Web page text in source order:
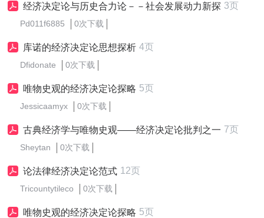
经济决定论与历史合力论－－社会发展动力新探 3页
Pd011f6885 0次下载
库诺的经济决定论思想探析 4页
Dfidonate 0次下载
唯物史观的经济决定论探略 5页
Jessicaamyx 0次下载
古典经济学与唯物史观——经济决定论批判之一 7页
Sheytan 0次下载
论法律经济决定论范式 12页
Tricountytileco 0次下载
唯物史观的经济决定论探略 5页